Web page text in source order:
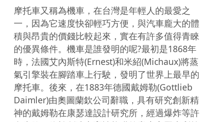
摩托車又稱為機車，在台灣是年輕人的最愛之
一，因為它速度快卻輕巧方便，與汽車龐大的體
積與昂貴的價錢比較起來，實在有許多值得青睞
的優異條件。機車是誰發明的呢?最初是1868年
時，法國艾內斯特(Ernest)和米紹(Michaux)將蒸
氣引擎裝在腳踏車上行駛，發明了世界上最早的
摩托車。後來，在1883年德國戴姆勒(Gottlieb
Daimler)由奧圖蘭欽公司辭職，具有研究創新精
神的戴姆勒在康瑟達設計研究所，經過爆炸等許